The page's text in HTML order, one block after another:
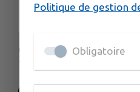
67 et 73 rue François
70170 Port-sur-Saône
Politique de gestion
Obligatoire